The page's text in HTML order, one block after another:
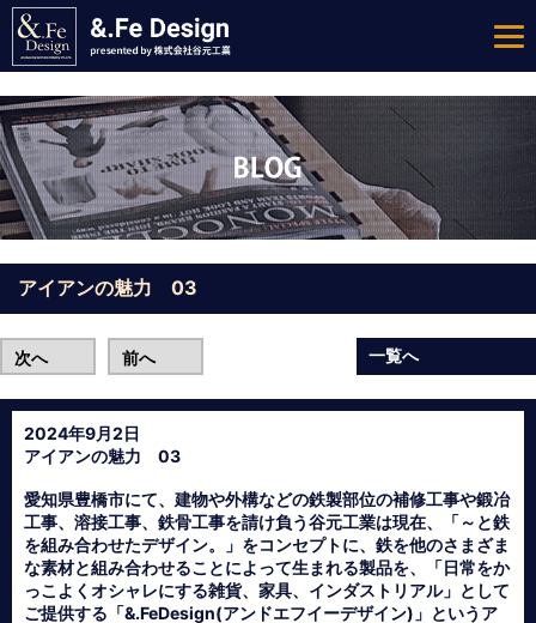
アイアンの魅力 03
次へ 前へ 一覧へ
2024年9月2日
アイアンの魅力 03
愛知県豊橋市にて、建物や外構などの鉄製部位の補修工事や鍛冶
工事、溶接工事、鉄骨工事を請け負う谷元工業は現在、「～と鉄
を組み合わせたデザイン。」をコンセプトに、鉄を他のさまざま
な素材と組み合わせることによって生まれる製品を、「日常をか
っこよくオシャレにする雑貨、家具、インダストリアル」として
ご提供する「&.FeDesign(アンドエフイーデザイン)」というア